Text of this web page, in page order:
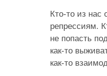
Кто-то из нас
репрессиям.
не попасть
как-то
как-то